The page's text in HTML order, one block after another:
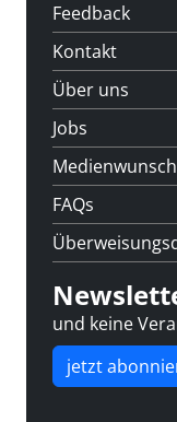
Feedback
Kontakt
Über uns
Jobs
Medienwunsch
FAQs
und keine
jetzt